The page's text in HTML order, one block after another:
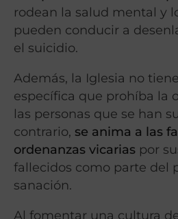
rodean la salud mental y
pueden conducir a
el suicidio.
Además, la Iglesia no
específica que prohíba la
las personas que se han
contrario, se anima a las
ordenanzas vicarias por
fallecidos como parte del
sanación.
Al fomentar una cultura